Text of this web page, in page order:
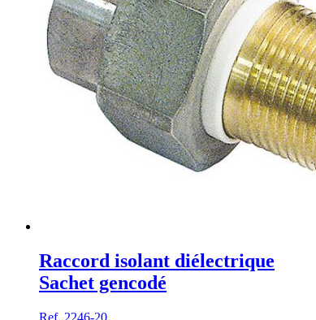
Raccord isolant diélectrique
Sachet gencodé